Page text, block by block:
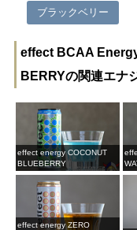
ブラックベリー
effect BCAA
BERRYの関連エナ
effect energy COCONUT
BLUEBERRY
effect energy ZERO